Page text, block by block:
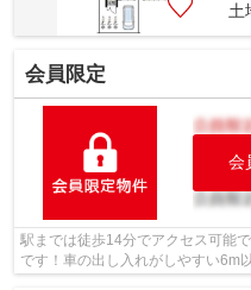
土
会員限定
会
駅までは徒歩14分でアクセス可能
です！車の出し入れがしやすい6m
タッフが京都市山科区での住まい探